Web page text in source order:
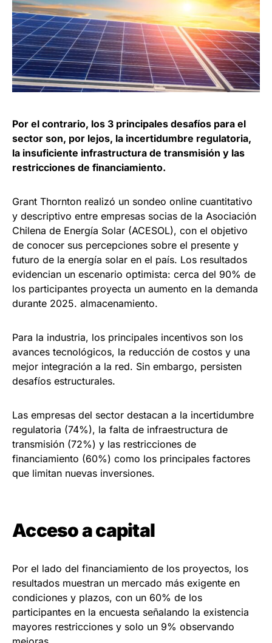
Por el contrario, los 3 principales desafíos para el
sector son, por lejos, la incertidumbre regulatoria,
la insuficiente infrastructura de transmisión y las
restricciones de financiamiento.
Grant Thornton realizó un sondeo online cuantitativo
y descriptivo entre empresas socias de la Asociación
Chilena de Energía Solar (ACESOL), con el objetivo
de conocer sus percepciones sobre el presente y
futuro de la energía solar en el país. Los resultados
evidencian un escenario optimista: cerca del 90% de
los participantes proyecta un aumento en la demanda
durante 2025. almacenamiento.
Para la industria, los principales incentivos son los
avances tecnológicos, la reducción de costos y una
mejor integración a la red. Sin embargo, persisten
desafíos estructurales.
Las empresas del sector destacan a la incertidumbre
regulatoria (74%), la falta de infraestructura de
transmisión (72%) y las restricciones de
financiamiento (60%) como los principales factores
que limitan nuevas inversiones.
Acceso a capital
Por el lado del financiamiento de los proyectos, los
resultados muestran un mercado más exigente en
condiciones y plazos, con un 60% de los
participantes en la encuesta señalando la existencia
mayores restricciones y solo un 9% observando